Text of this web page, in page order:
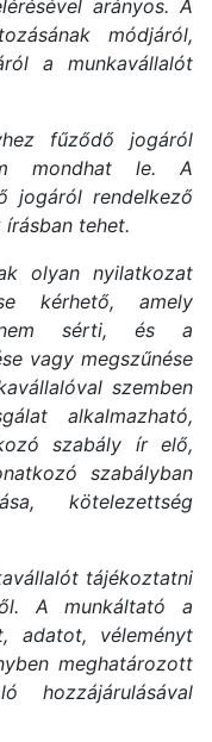
arányos. A
módjáról,
a munkavállalót
fűződő jogáról
mondhat le. A
jogáról rendelkező
tehet.
olyan nyilatkozat
kérhető, amely
nem sérti, és a
vagy megszűnése
szemben
alkalmazható,
szabály ír elő,
szabályban
kötelezettség
tájékoztatni
A munkáltató a
adatot, véleményt
meghatározott
hozzájárulásával